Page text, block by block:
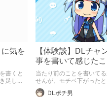
気を
書くと
足して
から好
【体験談】DLチャ
事を書いて感じた
てみます
当たり前のことを書いて
せんが、モチベ下がった
やる気出るかもしれない
れっぽいので備忘録を兼
DLポチ男